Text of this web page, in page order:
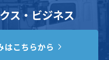
ス・ビジネス
はこちらから